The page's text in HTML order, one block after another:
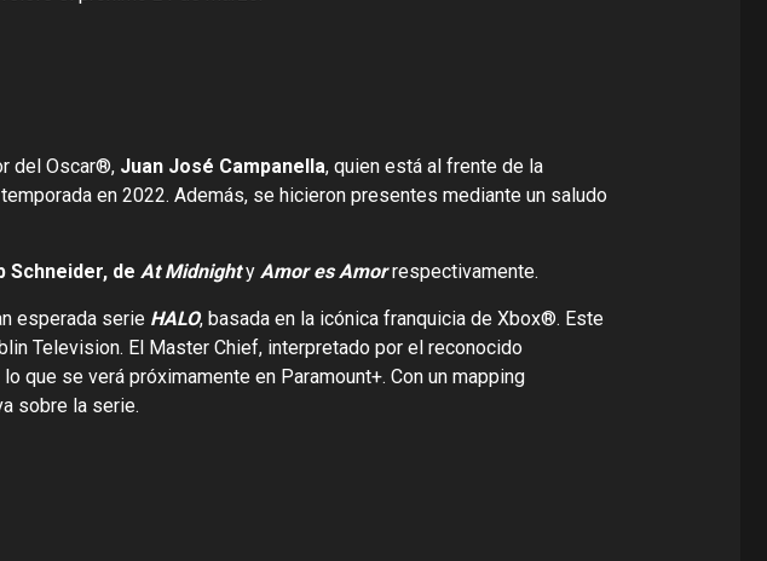
del Oscar®, Juan José Campanella, quien está al frente de la
en 2022. Además, se hicieron presentes mediante un saludo
Schneider, de At Midnight y Amor es Amorrespectivamente.
esperada serieHALO, basada en la icónica franquicia de Xbox®️. Este
Television. El Master Chief, interpretado por el reconocido
que se verá próximamente en Paramount+. Con un mapping
sobre la serie.